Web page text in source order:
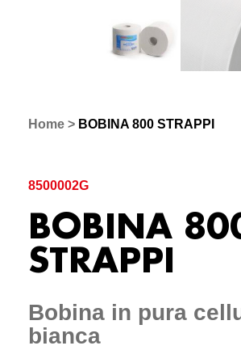
Home > BOBINA 800 STRAPPI
8500002G
BOBINA
STRAPPI
Bobina in pura
bianca